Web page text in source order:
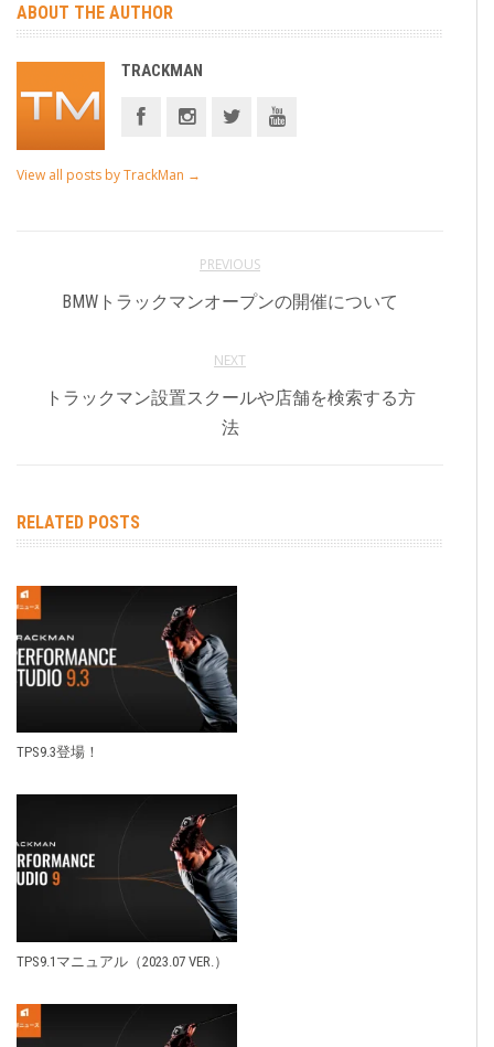
ABOUT THE AUTHOR
TRACKMAN
View all posts by TrackMan →
PREVIOUS
BMWトラックマンオープンの開催について
NEXT
トラックマン設置スクールや店舗を検索する方
法
RELATED POSTS
TPS9.3登場！
TPS9.1マニュアル（2023.07 VER.）